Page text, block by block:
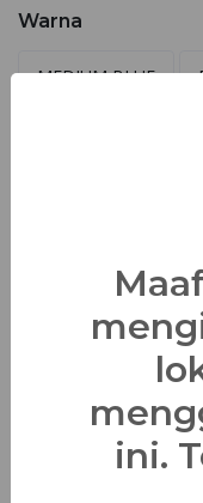
Warna
MEDIUM BLUE
Cek Toko
Detail Produk:
Full Kancing
ini.